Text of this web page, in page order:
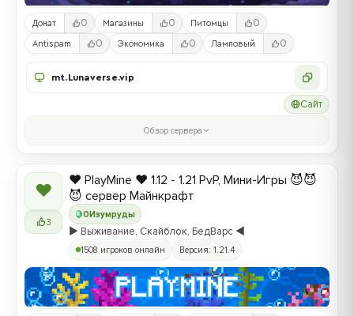
Донат 0 Магазины 0 Питомцы 0
Antispam 0 Экономика 0 Ламповый 0
mt.Lunaverse.vip
Сайт
Обзор сервера
❤
3
0Изумруды
❤️ PlayMine ❤️ 1.12 - 1.21 PvP, Мини-Игры 😈😈
😈 сервер Майнкрафт
▶️ Выживание, Скайблок, БедВарс ◀️
1508 игроков онлайн Версия: 1.21.4